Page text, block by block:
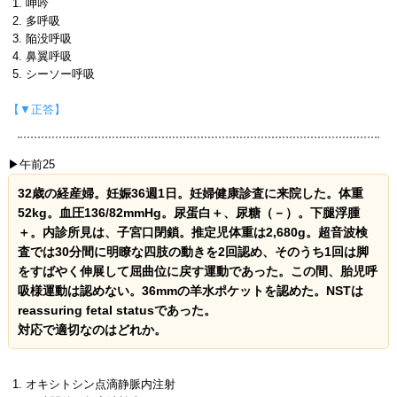
呻吟
多呼吸
陥没呼吸
鼻翼呼吸
シーソー呼吸
【▼正答】
▶午前25
32歳の経産婦。妊娠36週1日。妊婦健康診査に来院した。体重
52kg。血圧136/82mmHg。尿蛋白＋、尿糖（－）。下腿浮腫
＋。内診所見は、子宮口閉鎖。推定児体重は2,680g。超音波検
査では30分間に明瞭な四肢の動きを2回認め、そのうち1回は脚
をすばやく伸展して屈曲位に戻す運動であった。この間、胎児呼
吸様運動は認めない。36mmの羊水ポケットを認めた。NSTは
reassuring fetal statusであった。
対応で適切なのはどれか。
オキシトシン点滴静脈内注射